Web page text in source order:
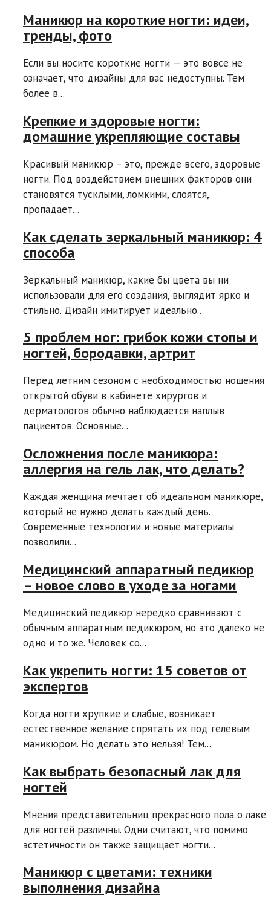
Маникюр на короткие ногти: идеи,
тренды, фото
Если вы носите короткие ногти — это вовсе не
означает, что дизайны для вас недоступны. Тем
более в...
Крепкие и здоровые ногти:
домашние укрепляющие составы
Красивый маникюр – это, прежде всего, здоровые
ногти. Под воздействием внешних факторов они
становятся тусклыми, ломкими, слоятся,
пропадает...
Как сделать зеркальный маникюр: 4
способа
Зеркальный маникюр, какие бы цвета вы ни
использовали для его создания, выглядит ярко и
стильно. Дизайн имитирует идеально...
5 проблем ног: грибок кожи стопы и
ногтей, бородавки, артрит
Перед летним сезоном с необходимостью ношения
открытой обуви в кабинете хирургов и
дерматологов обычно наблюдается наплыв
пациентов. Основные...
Осложнения после маникюра:
аллергия на гель лак, что делать?
Каждая женщина мечтает об идеальном маникюре,
который не нужно делать каждый день.
Современные технологии и новые материалы
позволили...
Медицинский аппаратный педикюр
– новое слово в уходе за ногами
Медицинский педикюр нередко сравнивают с
обычным аппаратным педикюром, но это далеко не
одно и то же. Человек со...
Как укрепить ногти: 15 советов от
экспертов
Когда ногти хрупкие и слабые, возникает
естественное желание спрятать их под гелевым
маникюром. Но делать это нельзя! Тем...
Как выбрать безопасный лак для
ногтей
Мнения представительниц прекрасного пола о лаке
для ногтей различны. Одни считают, что помимо
эстетичности он также защищает ногти...
Маникюр с цветами: техники
выполнения дизайна